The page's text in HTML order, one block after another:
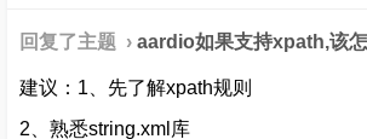
回复了主题 › aardio如果支持xpath,该
建议：1、先了解xpath规则
2、熟悉string.xml库